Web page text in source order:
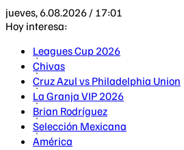
jueves, 6.08.2026 / 17:01
Hoy interesa:
Leagues Cup 2026
Chivas
Cruz Azul vs Philadelphia Union
La Granja VIP 2026
Brian Rodríguez
Selección Mexicana
América